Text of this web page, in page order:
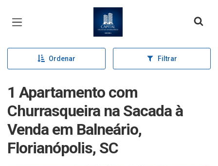
Página inicial
Ordenar Filtrar
1 Apartamento com
Churrasqueira na Sacada à
Venda em Balneário,
Florianópolis, SC